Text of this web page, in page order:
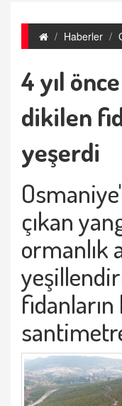
Haberler
4 yıl
dikilen
yeşerdi
çıkan
ormanlık